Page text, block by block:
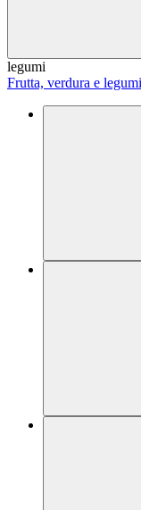
legumi
Frutta, verdura e legumi